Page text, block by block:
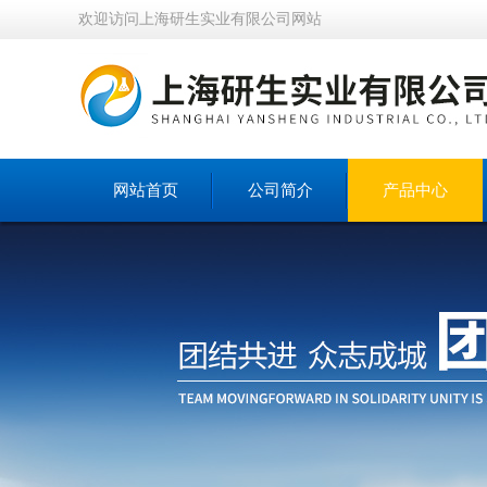
欢迎访问上海研生实业有限公司网站
网站首页 公司简介 产品中心